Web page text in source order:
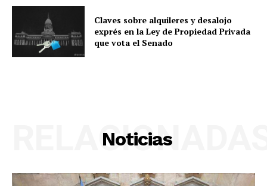
Claves sobre alquileres y desalojo
exprés en la Ley de Propiedad Privada
que vota el Senado
Noticias